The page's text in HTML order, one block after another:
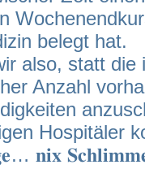
belegt hat.
also, statt die
Anzahl
Hospitäler
𝐧𝐢𝐱